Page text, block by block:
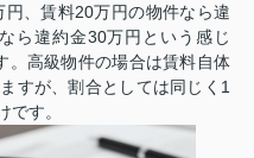
、賃料20万円の物件なら違
ら違約金30万円という感じ
。高級物件の場合は賃料自体
すが、割合としては同じく1
です。